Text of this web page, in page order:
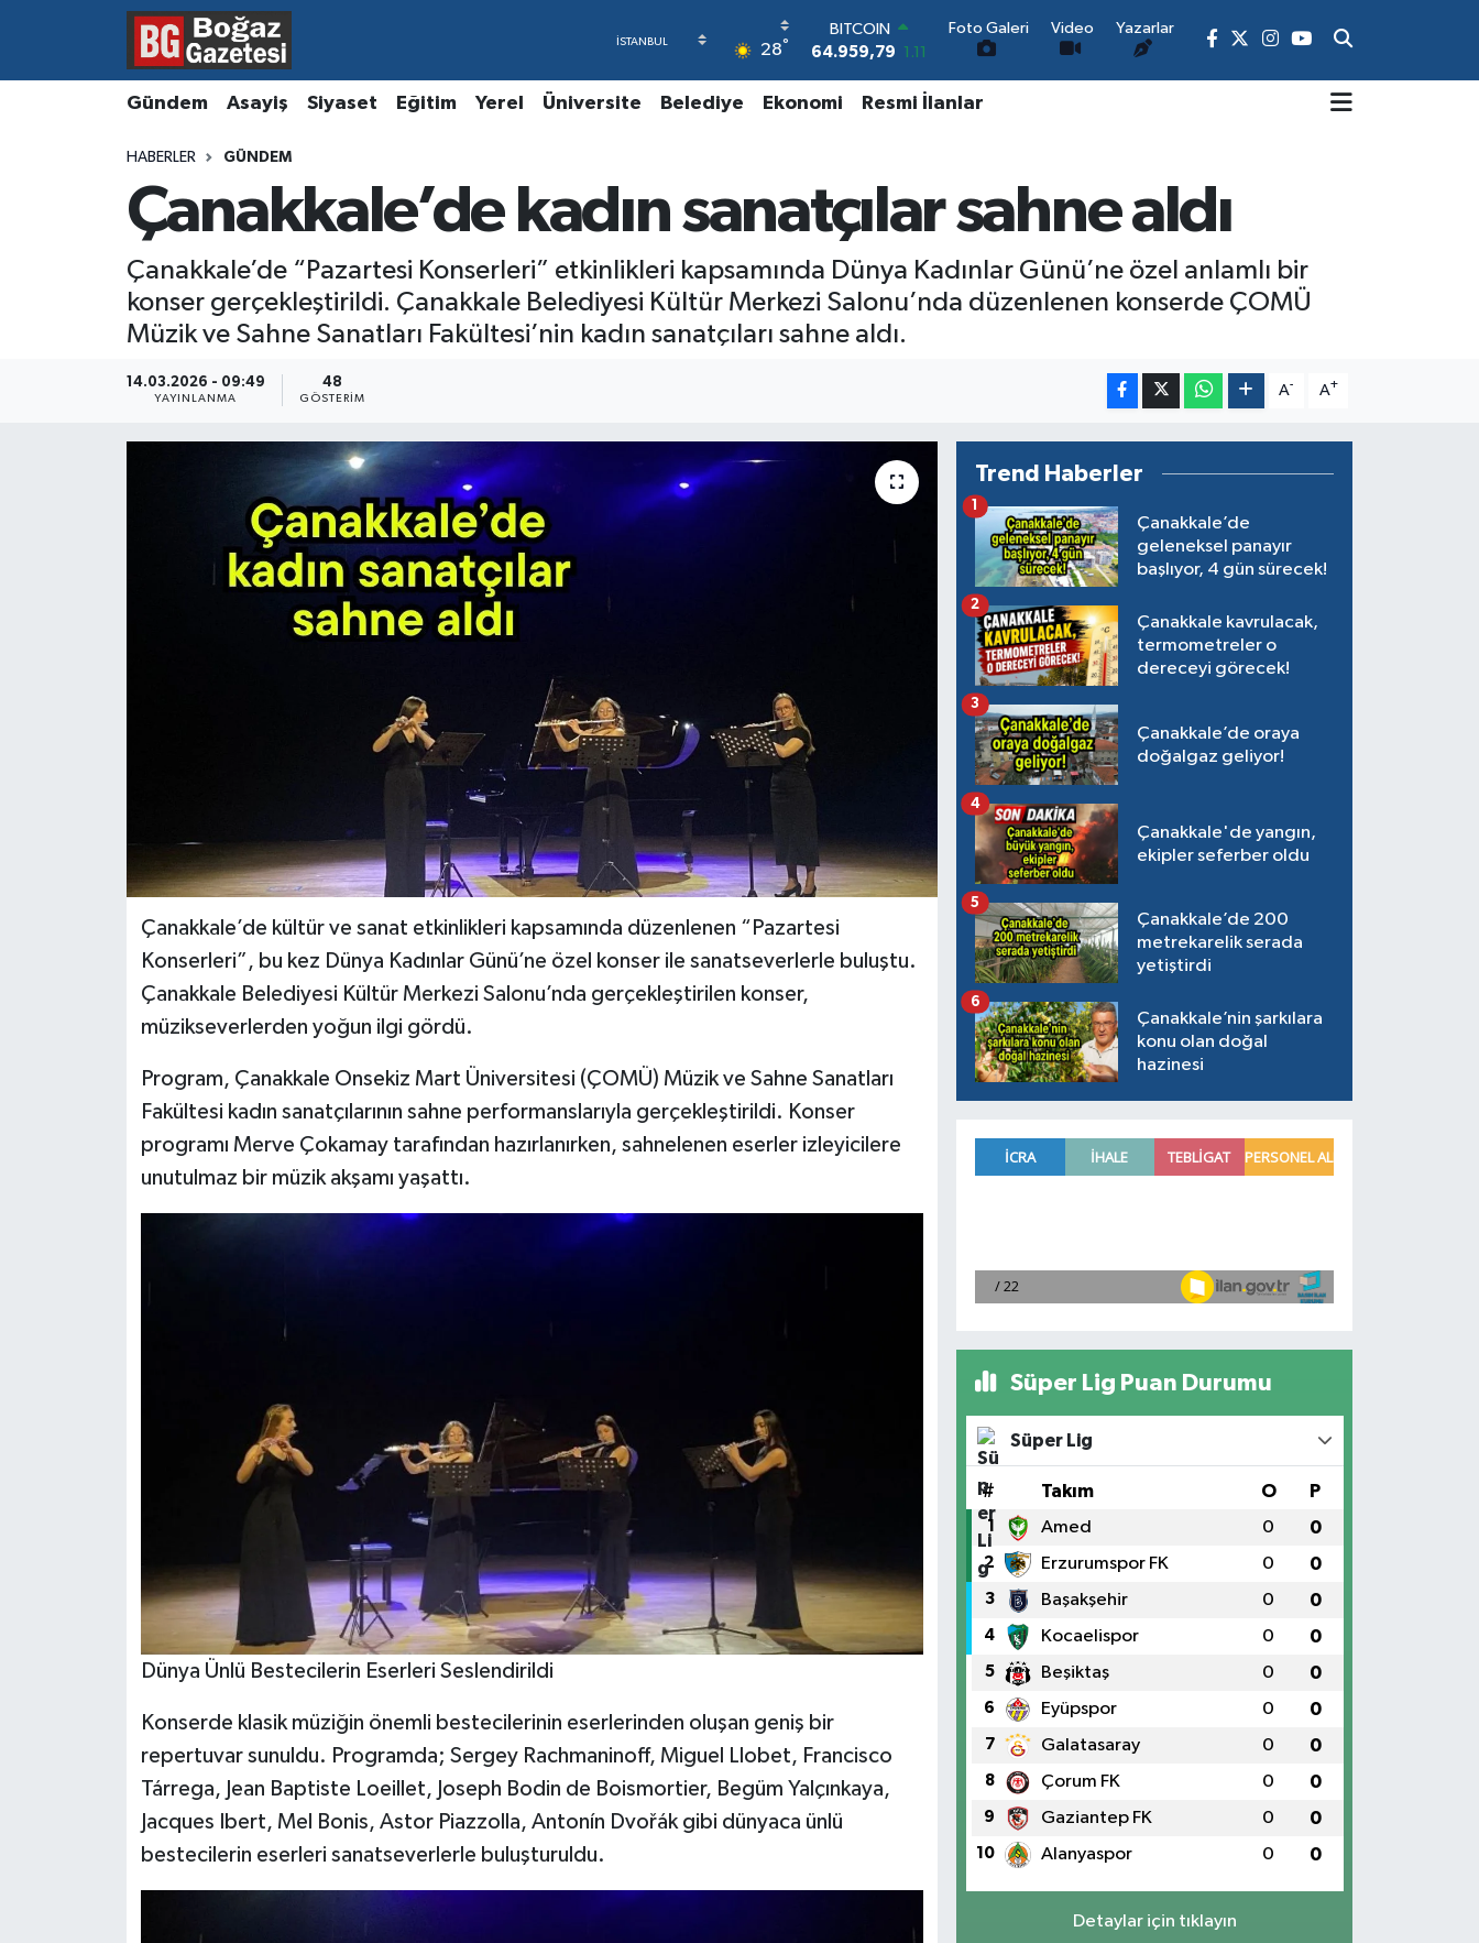
28°
64.959,79
DOLAR
47,7436 0.18
EURO
GRAM ALTIN
6660.55
0.03
BİST100
13.779 -14
Foto Galeri Video Yazarlar
Gündem Asayiş Siyaset Eğitim Yerel Üniversite Belediye Ekonomi Resmi İlanlar
HABERLER GÜNDEM
Çanakkale’de kadın sanatçılar sahne aldı
Çanakkale’de “Pazartesi Konserleri” etkinlikleri kapsamında Dünya Kadınlar Günü’ne özel anlamlı bir
konser gerçekleştirildi. Çanakkale Belediyesi Kültür Merkezi Salonu’nda düzenlenen konserde ÇOMÜ
Müzik ve Sahne Sanatları Fakültesi’nin kadın sanatçıları sahne aldı.
14.03.2026 - 09:49
YAYINLANMA
48
GÖSTERIM
A- A+
Çanakkale’de kültür ve sanat etkinlikleri kapsamında düzenlenen “Pazartesi
Konserleri”, bu kez Dünya Kadınlar Günü’ne özel konser ile sanatseverlerle buluştu.
Çanakkale Belediyesi Kültür Merkezi Salonu’nda gerçekleştirilen konser,
müzikseverlerden yoğun ilgi gördü.
Program, Çanakkale Onsekiz Mart Üniversitesi (ÇOMÜ) Müzik ve Sahne Sanatları
Fakültesi kadın sanatçılarının sahne performanslarıyla gerçekleştirildi. Konser
programı Merve Çokamay tarafından hazırlanırken, sahnelenen eserler izleyicilere
unutulmaz bir müzik akşamı yaşattı.
Dünya Ünlü Bestecilerin Eserleri Seslendirildi
Konserde klasik müziğin önemli bestecilerinin eserlerinden oluşan geniş bir
repertuvar sunuldu. Programda; Sergey Rachmaninoff, Miguel Llobet, Francisco
Tárrega, Jean Baptiste Loeillet, Joseph Bodin de Boismortier, Begüm Yalçınkaya,
Jacques Ibert, Mel Bonis, Astor Piazzolla, Antonín Dvořák gibi dünyaca ünlü
bestecilerin eserleri sanatseverlerle buluşturuldu.
Trend Haberler
Çanakkale’de
geleneksel panayır
başlıyor, 4 gün sürecek!
1
Çanakkale kavrulacak,
termometreler o
dereceyi görecek!
2
Çanakkale’de oraya
doğalgaz geliyor!
3
Çanakkale'de yangın,
ekipler seferber oldu
4
Çanakkale’de 200
metrekarelik serada
yetiştirdi
5
Çanakkale’nin şarkılara
konu olan doğal
hazinesi
6
Süper Lig Puan Durumu
Süper Lig
# Takım O P
1 Amed 0 0
2 Erzurumspor FK 0 0
3 Başakşehir 0 0
4 Kocaelispor 0 0
5 Beşiktaş 0 0
6 Eyüpspor 0 0
7 Galatasaray 0 0
8 Çorum FK 0 0
9 Gaziantep FK 0 0
10 Alanyaspor 0 0
Detaylar için tıklayın
Asayiş
Ekonomi
Kültür ve Sanat
Hava Durumu
Süper Lig Puan Durumu ve Fikstür
Son Dakika Haberleri